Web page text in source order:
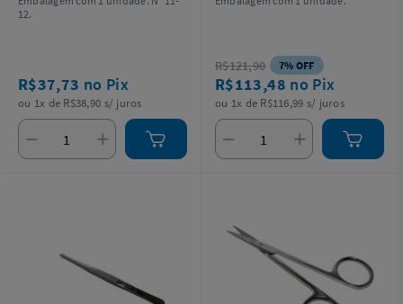
12.
R$37,73 no Pix
ou 1x de R$38,90 s/ juros
R$121,90 7% OFF
R$113,48 no Pix
ou 1x de R$116,99 s/ juros